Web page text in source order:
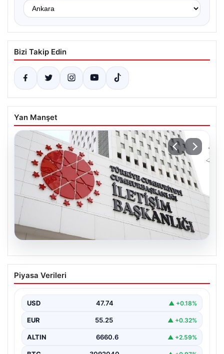
Bizi Takip Edin
Yan Manşet
07.08.2026
Mekke Ortak Savunma Anlaşması.
DMM’den anlaşmaya yönelik iddialara
Piyasa Verileri
USD 47.74 ▲ +0.18%
EUR 55.25 ▲ +0.32%
ALTIN 6660.6 ▲ +2.59%